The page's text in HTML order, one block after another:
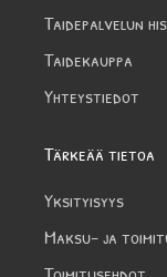
Taidepalvelun
Taidekauppa
Yhteystiedot
Tärkeää tietoa
Yksityisyys
Maksu- ja